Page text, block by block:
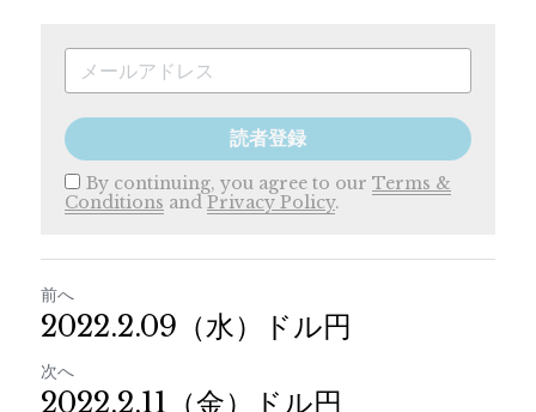
読者登録
By continuing, you agree to our Terms &
Conditions and Privacy Policy.
前へ
2022.2.09（水）ドル円
次へ
2022.2.11（金）ドル円